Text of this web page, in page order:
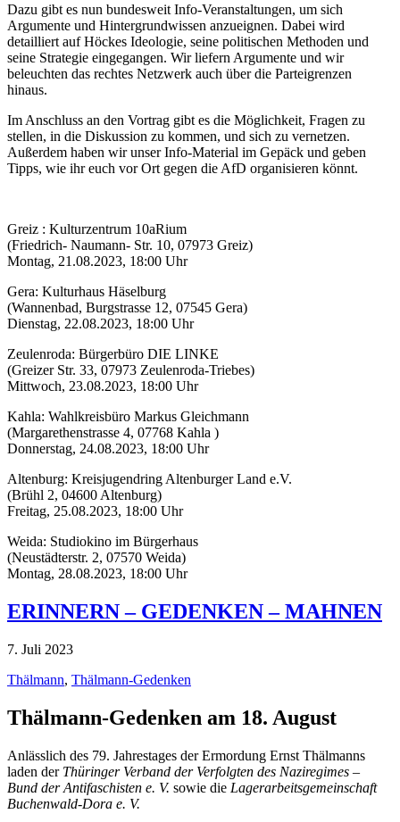
Dazu gibt es nun bundesweit Info-Veranstaltungen, um sich
Argumente und Hintergrundwissen anzueignen. Dabei wird
detailliert auf Höckes Ideologie, seine politischen Methoden und
seine Strategie eingegangen. Wir liefern Argumente und wir
beleuchten das rechtes Netzwerk auch über die Parteigrenzen
hinaus.
Im Anschluss an den Vortrag gibt es die Möglichkeit, Fragen zu
stellen, in die Diskussion zu kommen, und sich zu vernetzen.
Außerdem haben wir unser Info-Material im Gepäck und geben
Tipps, wie ihr euch vor Ort gegen die AfD organisieren könnt.
Greiz : Kulturzentrum 10aRium
(Friedrich- Naumann- Str. 10, 07973 Greiz)
Montag, 21.08.2023, 18:00 Uhr
Gera: Kulturhaus Häselburg
(Wannenbad, Burgstrasse 12, 07545 Gera)
Dienstag, 22.08.2023, 18:00 Uhr
Zeulenroda: Bürgerbüro DIE LINKE
(Greizer Str. 33, 07973 Zeulenroda-Triebes)
Mittwoch, 23.08.2023, 18:00 Uhr
Kahla: Wahlkreisbüro Markus Gleichmann
(Margarethenstrasse 4, 07768 Kahla )
Donnerstag, 24.08.2023, 18:00 Uhr
Altenburg: Kreisjugendring Altenburger Land e.V.
(Brühl 2, 04600 Altenburg)
Freitag, 25.08.2023, 18:00 Uhr
Weida: Studiokino im Bürgerhaus
(Neustädterstr. 2, 07570 Weida)
Montag, 28.08.2023, 18:00 Uhr
ERINNERN – GEDENKEN – MAHNEN
7. Juli 2023
Thälmann, Thälmann-Gedenken
Thälmann-Gedenken am 18. August
Anlässlich des 79. Jahrestages der Ermordung Ernst Thälmanns
laden der Thüringer Verband der Verfolgten des Naziregimes –
Bund der Antifaschisten e. V. sowie die Lagerarbeitsgemeinschaft
Buchenwald-Dora e. V.